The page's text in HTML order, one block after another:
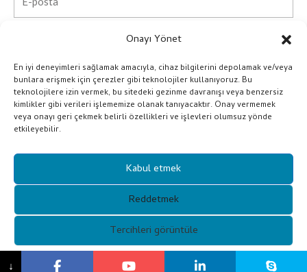
Onayı Yönet
En iyi deneyimleri sağlamak amacıyla, cihaz bilgilerini depolamak ve/veya
bunlara erişmek için çerezler gibi teknolojiler kullanıyoruz. Bu
teknolojilere izin vermek, bu sitedeki gezinme davranışı veya benzersiz
kimlikler gibi verileri işlememize olanak tanıyacaktır. Onay vermemek
veya onayı geri çekmek belirli özellikleri ve işlevleri olumsuz yönde
etkileyebilir.
Kabul etmek
Reddetmek
Tercihleri ​​görüntüle
Ülke
Şirket
Göndermek
Alternative:
Telif Hakkı © 2021 Guangzhou Xunqi Glasses Co. Tüm Hakları
Saklıdır.
↓